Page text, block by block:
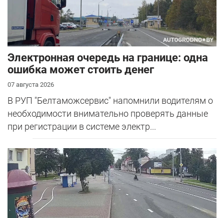
Электронная очередь на границе: одна
ошибка может стоить денег
07 августа 2026
В РУП "Белтаможсервис" напомнили водителям о
необходимости внимательно проверять данные
при регистрации в системе электр...